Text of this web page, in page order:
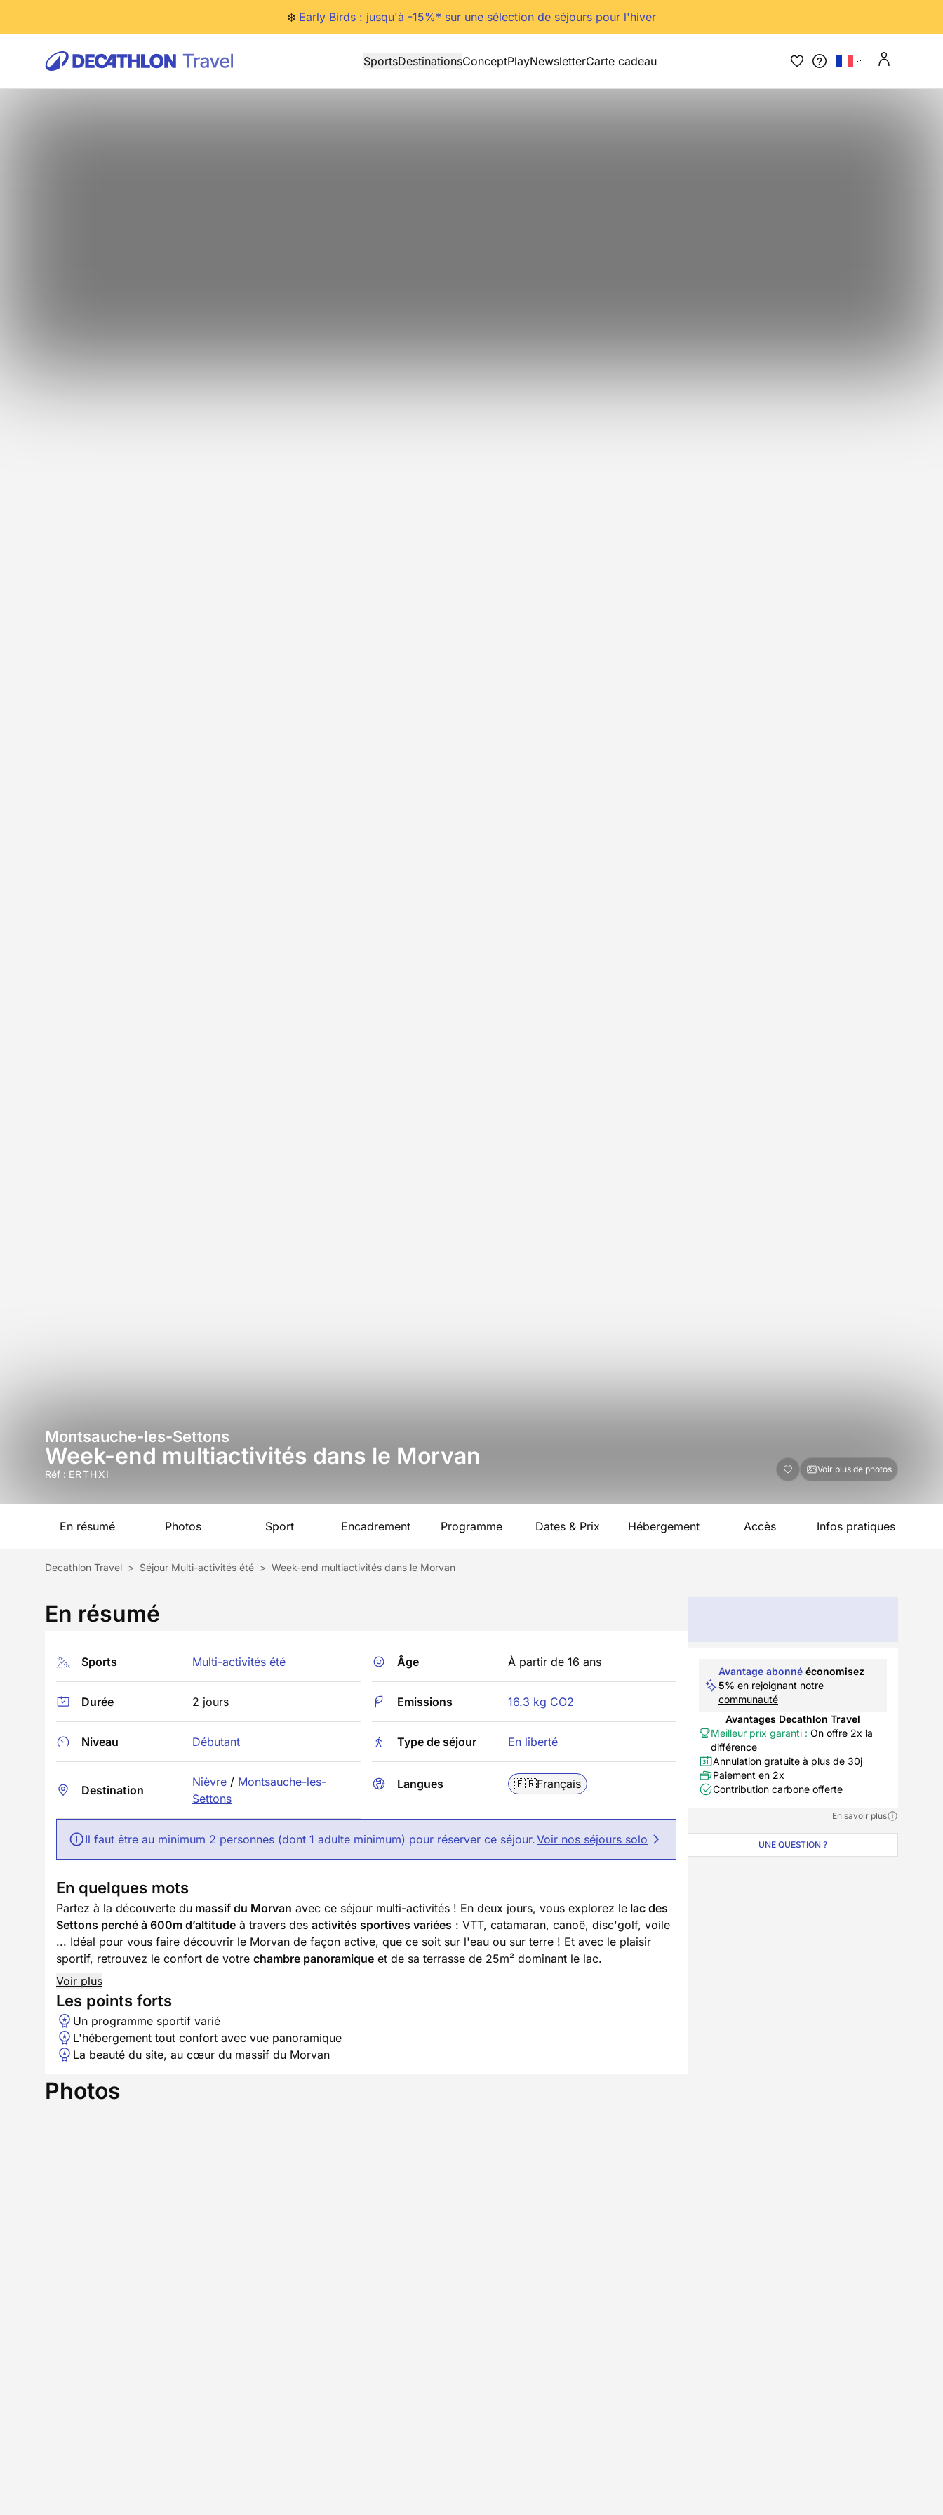
❄️ Early Birds : jusqu'à -15%* sur une sélection de séjours pour l'hiver
SportsDestinationsConceptPlayNewsletterCarte cadeau
Montsauche-les-Settons
Week-end multiactivités dans le Morvan
Réf : ERTHXI Voir plus de photos
En résumé Photos Sport Encadrement Programme Dates & Prix Hébergement Accès Infos pratiques
Decathlon Travel > Séjour Multi-activités été > Week-end multiactivités dans le Morvan
En résumé
Sports Multi-activités été
Durée 2 jours
Niveau Débutant
Destination
Nièvre / Montsauche-les-
Settons
Âge À partir de 16 ans
Emissions 16.3 kg CO2
Type de séjour En liberté
Langues 🇫🇷Français
Il faut être au minimum 2 personnes (dont 1 adulte minimum) pour réserver ce séjour.Voir nos séjours solo
En quelques mots
Partez à la découverte du massif du Morvan avec ce séjour multi-activités ! En deux jours, vous explorez le lac des
Settons perché à 600m d’altitude à travers des activités sportives variées : VTT, catamaran, canoë, disc'golf, voile
... Idéal pour vous faire découvrir le Morvan de façon active, que ce soit sur l'eau ou sur terre ! Et avec le plaisir
sportif, retrouvez le confort de votre chambre panoramique et de sa terrasse de 25m² dominant le lac.
Voir plus
Les points forts
Un programme sportif varié
L'hébergement tout confort avec vue panoramique
La beauté du site, au cœur du massif du Morvan
Photos
Avantage abonné économisez
5% en rejoignant notre
communauté
Avantages Decathlon Travel
Meilleur prix garanti : On offre 2x la
différence
Annulation gratuite à plus de 30j
Paiement en 2x
Contribution carbone offerte
En savoir plus
UNE QUESTION ?